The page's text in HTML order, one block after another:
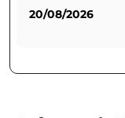
20/08/2026